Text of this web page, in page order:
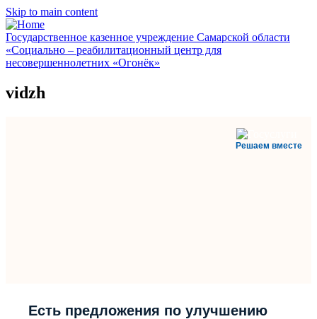
Skip to main content
Государственное казенное учреждение Самарской области
«Социально – реабилитационный центр для
несовершеннолетних «Огонёк»
vidzh
Решаем вместе
Есть предложения по улучшению